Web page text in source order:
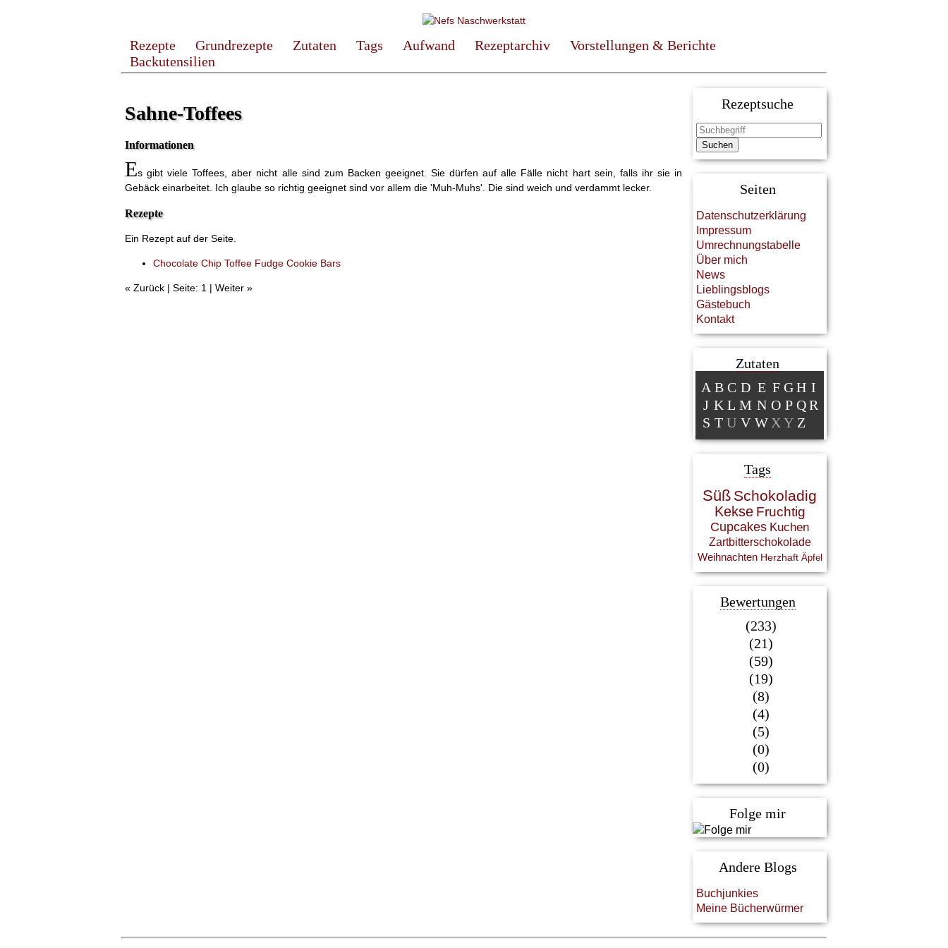
Rezepte Grundrezepte Zutaten Tags Aufwand Rezeptarchiv
Vorstellungen & Berichte
Backutensilien
Sahne-Toffees
Informationen
Es gibt viele Toffees, aber nicht alle sind zum Backen geeignet. Sie dürfen auf alle Fälle nicht hart sein, falls ihr sie in
Gebäck einarbeitet. Ich glaube so richtig geeignet sind vor allem die 'Muh-Muhs'. Die sind weich und verdammt lecker.
Rezepte
Ein Rezept auf der Seite.
Chocolate Chip Toffee Fudge Cookie Bars
« Zurück | Seite: 1 | Weiter »
Rezeptsuche
Seiten
Datenschutzerklärung
Impressum
Umrechnungstabelle
Über mich
News
Lieblingsblogs
Gästebuch
Kontakt
Zutaten
A B C D E F GH I
J K L M N O P QR
S T U V W X Y Z
Tags
Süß Schokoladig
Kekse Fruchtig
Cupcakes Kuchen
Zartbitterschokolade
Weihnachten Herzhaft Äpfel
Bewertungen
(233)
(21)
(59)
(19)
(8)
(4)
(5)
(0)
(0)
Folge mir
Andere Blogs
Buchjunkies
Meine Bücherwürmer